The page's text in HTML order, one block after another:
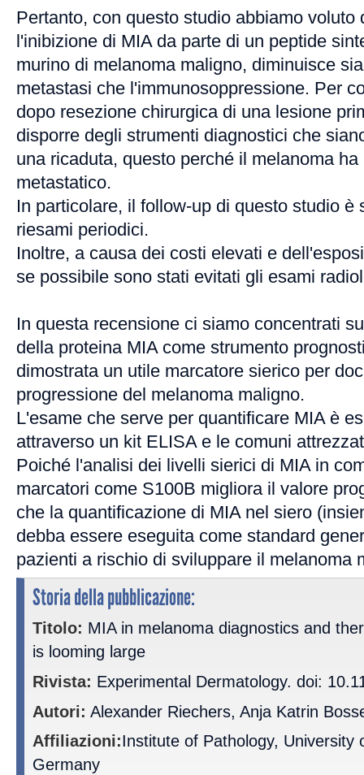
Pertanto, con questo studio abbiamo voluto
l'inibizione di MIA da parte di un peptide
murino di melanoma maligno, diminuisce
metastasi che l'immunosoppressione. Per
dopo resezione chirurgica di una lesione
disporre degli strumenti diagnostici che
una ricaduta, questo perché il melanoma
metastatico.
In particolare, il follow-up di questo studio è
riesami periodici.
Inoltre, a causa dei costi elevati e
se possibile sono stati evitati gli esami
In questa recensione ci siamo concentrati
della proteina MIA come strumento
dimostrata un utile marcatore sierico per
progressione del melanoma maligno.
L'esame che serve per quantificare MIA è
attraverso un kit ELISA e le comuni
Poiché l'analisi dei livelli sierici di MIA in
marcatori come S100B migliora il valore
che la quantificazione di MIA nel siero
debba essere eseguita come standard
pazienti a rischio di sviluppare il melanoma
Storia della pubblicazione:
Titolo: MIA in melanoma diagnostics and
is looming large
Rivista: Experimental Dermatology. doi:
Autori: Alexander Riechers, Anja Katrin
Affiliazioni:Institute of Pathology, University
Germany